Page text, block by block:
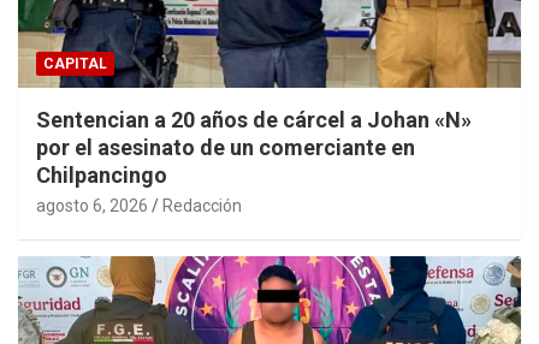
CAPITAL
Sentencian a 20 años de cárcel a Johan «N»
por el asesinato de un comerciante en
Chilpancingo
agosto 6, 2026 Redacción